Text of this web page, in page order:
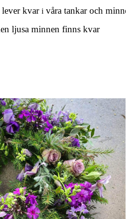
lever kvar i våra tankar och
ljusa minnen finns kvar